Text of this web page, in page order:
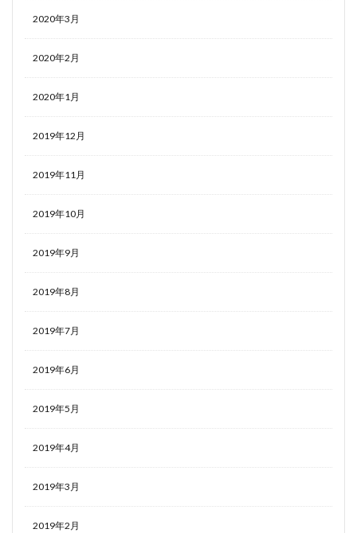
2020年3月
2020年2月
2020年1月
2019年12月
2019年11月
2019年10月
2019年9月
2019年8月
2019年7月
2019年6月
2019年5月
2019年4月
2019年3月
2019年2月